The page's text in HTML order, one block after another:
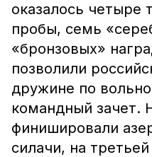
оказалось четыре
пробы, семь
«бронзовых»
позволили
дружине по
командный зачет.
финишировали
силачи, на